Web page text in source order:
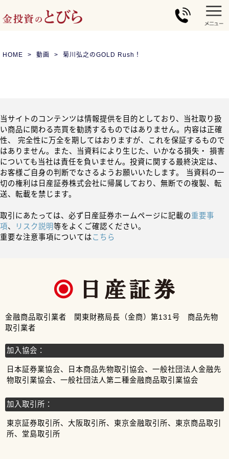
HOME 動画 菊川弘之のGOLD Rush！
当サイトのコンテンツは情報提供を目的としており、当社取り扱
い商品に関わる売買を勧誘するものではありません。内容は正確
性、 完全性に万全を期してはおりますが、これを保証するもので
はありません。また、当資料により生じた、いかなる損失・ 損害
についても当社は責任を負いません。投資に関する最終決定は、
お客様ご自身の判断でなさるようお願いいたします。 当資料の一
切の権利は日産証券株式会社に帰属しており、無断での複製、転
送、転載を禁じます。
取引にあたっては、必ず日産証券ホームページに記載の重要事
項、 リスク説明等をよくご確認ください。
重要な注意事項についてはこちら
金融商品取引業者 関東財務局長（金商）第131号 商品先物
取引業者
加入協会：
日本証券業協会、日本商品先物取引協会、一般社団法人金融先
物取引業協会、一般社団法人第二種金融商品取引業協会
加入取引所：
東京証券取引所、大阪取引所、東京金融取引所、東京商品取引
所、堂島取引所